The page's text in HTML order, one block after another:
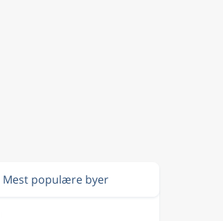
Mest populære byer